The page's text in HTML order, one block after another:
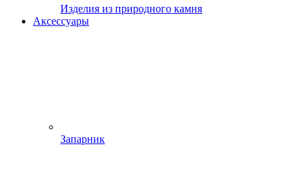
Изделия из природного камня
Аксессуары
Запарник